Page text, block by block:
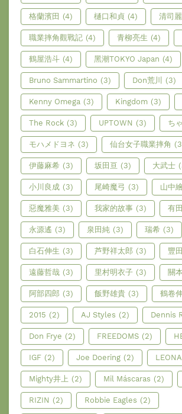
格蘭濱田 (4) 樋口和貞 (4) 清司
職業摔角觀戰記 (4) 青柳亮生 (4)
鶴屋浩斗 (4) 黑潮TOKYO Japan (4)
Bruno Sammartino (3) Don荒川 (3)
Kenny Omega (3) Kingdom (3)
The Rock (3) UPTOWN (3) ち
モハメドヨネ (3) 仙台女子職業摔角
伊藤麻希 (3) 坂田亘 (3) 大武士
小川良成 (3) 尾崎魔弓 (3) 山中
惡魔雅美 (3) 我家的故事 (3) 有
永源遙 (3) 泉田純 (3) 瑞希 (3)
白石伸生 (3) 芦野祥太郎 (3) 豐
遠藤哲哉 (3) 里村明衣子 (3) 關
阿部四郎 (3) 飯野雄貴 (3) 鶴卷
2015 (2) AJ Styles (2) Dennis
Don Frye (2) FREEDOMS (2)
IGF (2) Joe Doering (2) LEONA
Mighty井上 (2) Mil Máscaras (2)
RIZIN (2) Robbie Eagles (2)